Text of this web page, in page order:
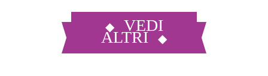
VEDI
ALTRI